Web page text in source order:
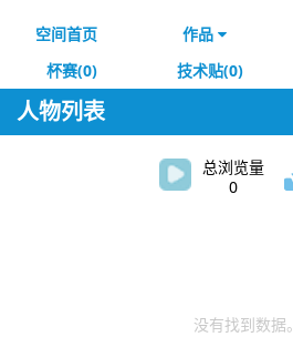
空间首页 作品
杯赛(0)
技术贴(0)
人物列表
总浏览量
0
没有找到数据。